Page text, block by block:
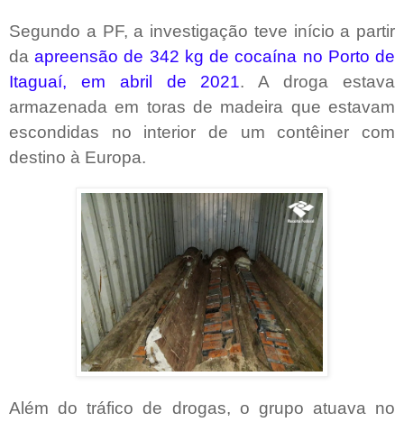
Segundo a PF, a investigação teve início a partir
daapreensão de 342 kg de cocaína no Porto de
Itaguaí, em abril de 2021. A droga estava
armazenada em toras de madeira que estavam
escondidas no interior de um contêiner com
destino à Europa.
Além do tráfico de drogas, o grupo atuava no